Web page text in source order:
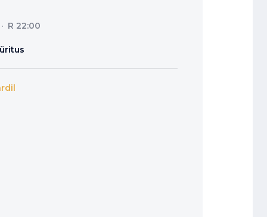
R 22:00